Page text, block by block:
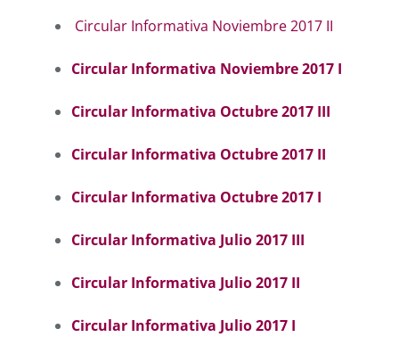
Circular Informativa Noviembre 2017 II
Circular Informativa Noviembre 2017 I
Circular Informativa Octubre 2017 III
Circular Informativa Octubre 2017 II
Circular Informativa Octubre 2017 I
Circular Informativa Julio 2017 III
Circular Informativa Julio 2017 II
Circular Informativa Julio 2017 I